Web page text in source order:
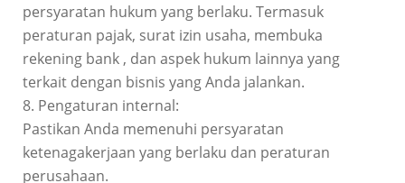
persyaratan hukum yang berlaku. Termasuk
peraturan pajak, surat izin usaha, membuka
rekening bank , dan aspek hukum lainnya yang
terkait dengan bisnis yang Anda jalankan.
8. Pengaturan internal:
Pastikan Anda memenuhi persyaratan
ketenagakerjaan yang berlaku dan peraturan
perusahaan.